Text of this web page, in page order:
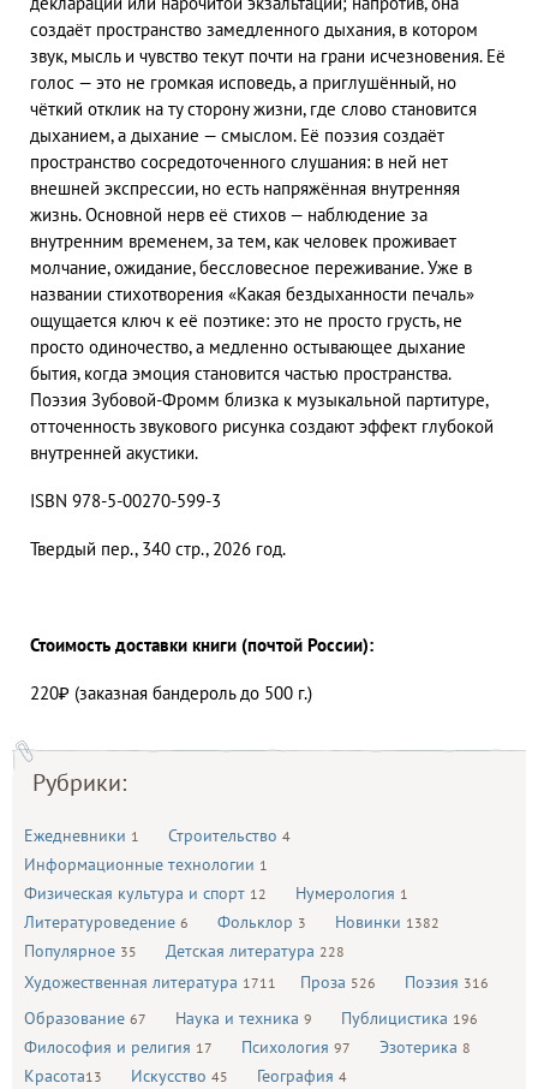
Рубрики:
Ежедневники 1 Строительство 4
Информационные технологии 1
Физическая культура и спорт 12 Нумерология 1
Литературоведение 6 Фольклор 3 Новинки 1382
Популярное 35 Детская литература 228
Художественная литература 1711 Проза 526 Поэзия 316
Образование 67 Наука и техника 9 Публицистика 196
Философия и религия 17 Психология 97 Эзотерика 8
Красота13 Искусство 45 География 4
создаёт пространство замедленного дыхания, в котором
звук, мысль и чувство текут почти на грани исчезновения. Её
голос — это не громкая исповедь, а приглушённый, но
чёткий отклик на ту сторону жизни, где слово становится
дыханием, а дыхание — смыслом. Её поэзия создаёт
пространство сосредоточенного слушания: в ней нет
внешней экспрессии, но есть напряжённая внутренняя
жизнь. Основной нерв её стихов — наблюдение за
внутренним временем, за тем, как человек проживает
молчание, ожидание, бессловесное переживание. Уже в
названии стихотворения «Какая бездыханности печаль»
ощущается ключ к её поэтике: это не просто грусть, не
просто одиночество, а медленно остывающее дыхание
бытия, когда эмоция становится частью пространства.
Поэзия Зубовой-Фромм близка к музыкальной партитуре,
отточенность звукового рисунка создают эффект глубокой
внутренней акустики.
ISBN 978-5-00270-599-3
Твердый пер., 340 стр., 2026 год.
Стоимость доставки книги (почтой России):
220₽ (заказная бандероль до 500 г.)